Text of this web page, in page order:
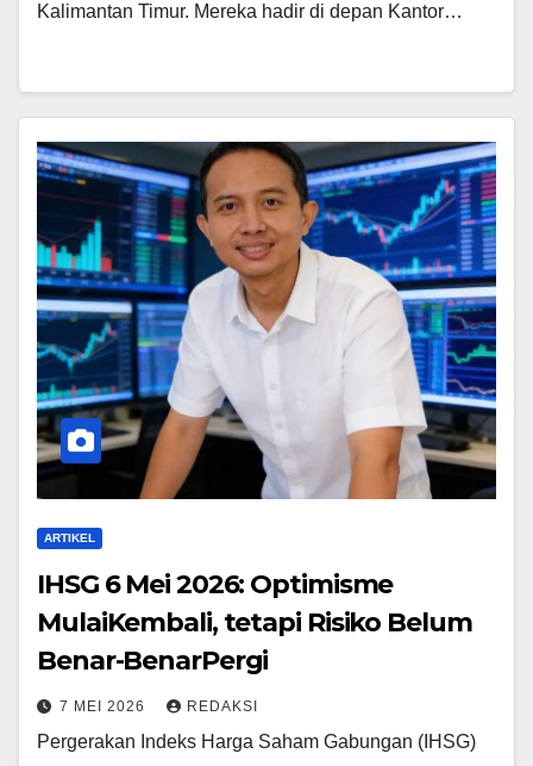
Kalimantan Timur. Mereka hadir di depan Kantor…
ARTIKEL
IHSG 6 Mei 2026: Optimisme
MulaiKembali, tetapi Risiko Belum
Benar-BenarPergi
7 MEI 2026 REDAKSI
Pergerakan Indeks Harga Saham Gabungan (IHSG)